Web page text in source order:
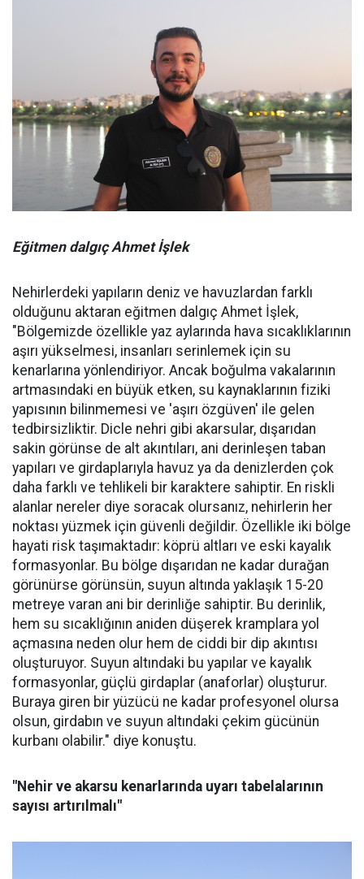
Eğitmen dalgıç Ahmet İşlek
Nehirlerdeki yapıların deniz ve havuzlardan farklı
olduğunu aktaran eğitmen dalgıç Ahmet İşlek,
"Bölgemizde özellikle yaz aylarında hava sıcaklıklarının
aşırı yükselmesi, insanları serinlemek için su
kenarlarına yönlendiriyor. Ancak boğulma vakalarının
artmasındaki en büyük etken, su kaynaklarının fiziki
yapısının bilinmemesi ve 'aşırı özgüven' ile gelen
tedbirsizliktir. Dicle nehri gibi akarsular, dışarıdan
sakin görünse de alt akıntıları, ani derinleşen taban
yapıları ve girdaplarıyla havuz ya da denizlerden çok
daha farklı ve tehlikeli bir karaktere sahiptir. En riskli
alanlar nereler diye soracak olursanız, nehirlerin her
noktası yüzmek için güvenli değildir. Özellikle iki bölge
hayati risk taşımaktadır: köprü altları ve eski kayalık
formasyonlar. Bu bölge dışarıdan ne kadar durağan
görünürse görünsün, suyun altında yaklaşık 15-20
metreye varan ani bir derinliğe sahiptir. Bu derinlik,
hem su sıcaklığının aniden düşerek kramplara yol
açmasına neden olur hem de ciddi bir dip akıntısı
oluşturuyor. Suyun altındaki bu yapılar ve kayalık
formasyonlar, güçlü girdaplar (anaforlar) oluşturur.
Buraya giren bir yüzücü ne kadar profesyonel olursa
olsun, girdabın ve suyun altındaki çekim gücünün
kurbanı olabilir." diye konuştu.
"Nehir ve akarsu kenarlarında uyarı tabelalarının
sayısı artırılmalı"